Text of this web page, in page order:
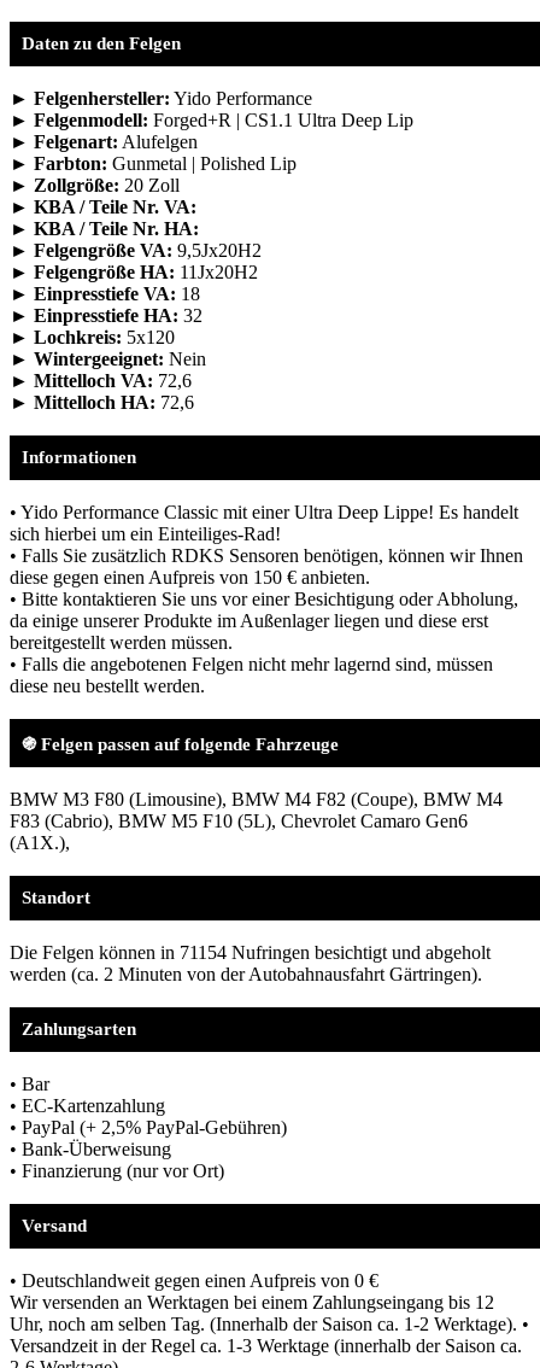
Daten zu den Felgen
► Felgenhersteller: Yido Performance
► Felgenmodell: Forged+R | CS1.1 Ultra Deep Lip
► Felgenart: Alufelgen
► Farbton: Gunmetal | Polished Lip
► Zollgröße: 20 Zoll
► KBA / Teile Nr. VA:
► KBA / Teile Nr. HA:
► Felgengröße VA: 9,5Jx20H2
► Felgengröße HA: 11Jx20H2
► Einpresstiefe VA: 18
► Einpresstiefe HA: 32
► Lochkreis: 5x120
► Wintergeeignet: Nein
► Mittelloch VA: 72,6
► Mittelloch HA: 72,6
Informationen
• Yido Performance Classic mit einer Ultra Deep Lippe! Es handelt
sich hierbei um ein Einteiliges-Rad!
• Falls Sie zusätzlich RDKS Sensoren benötigen, können wir Ihnen
diese gegen einen Aufpreis von 150 € anbieten.
• Bitte kontaktieren Sie uns vor einer Besichtigung oder Abholung,
da einige unserer Produkte im Außenlager liegen und diese erst
bereitgestellt werden müssen.
• Falls die angebotenen Felgen nicht mehr lagernd sind, müssen
diese neu bestellt werden.
֍ Felgen passen auf folgende Fahrzeuge
BMW M3 F80 (Limousine), BMW M4 F82 (Coupe), BMW M4
F83 (Cabrio), BMW M5 F10 (5L), Chevrolet Camaro Gen6
(A1X.),
Standort
Die Felgen können in 71154 Nufringen besichtigt und abgeholt
werden (ca. 2 Minuten von der Autobahnausfahrt Gärtringen).
Zahlungsarten
• Bar
• EC-Kartenzahlung
• PayPal (+ 2,5% PayPal-Gebühren)
• Bank-Überweisung
• Finanzierung (nur vor Ort)
Versand
• Deutschlandweit gegen einen Aufpreis von 0 €
Wir versenden an Werktagen bei einem Zahlungseingang bis 12
Uhr, noch am selben Tag. (Innerhalb der Saison ca. 1-2 Werktage). •
Versandzeit in der Regel ca. 1-3 Werktage (innerhalb der Saison ca.